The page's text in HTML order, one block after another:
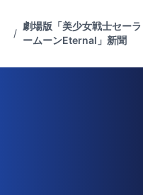
/
劇場版「美少女戦士セーラ
ームーンEternal」新聞